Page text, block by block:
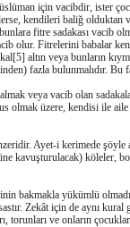
için vacibdir, ister
kendileri baliğ
fitre sadakası vacib
olur. Fitrelerini babalar
altın veya bunların
fazla bulunmalıdır.
veya vacib olan
olmak üzere, kendisi ile
Ayet-i kerimede
kavuşturulacak)
bakmakla yükümlü
Zekât için de aynı
torunları ve onların